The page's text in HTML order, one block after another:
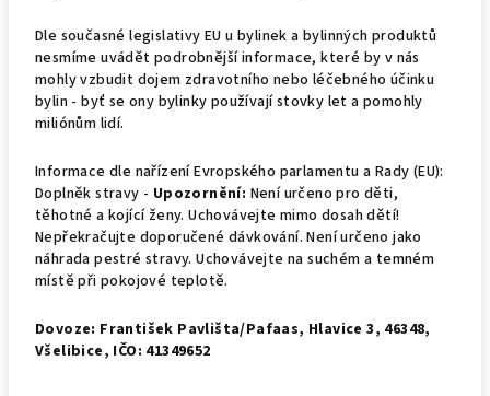
Dle současné legislativy EU u bylinek a bylinných produktů
nesmíme uvádět podrobnější informace, které by v nás
mohly vzbudit dojem zdravotního nebo léčebného účinku
bylin - byť se ony bylinky používají stovky let a pomohly
miliónům lidí.
Informace dle nařízení Evropského parlamentu a Rady (EU):
Doplněk stravy - Upozornění: Není určeno pro děti,
těhotné a kojící ženy. Uchovávejte mimo dosah dětí!
Nepřekračujte doporučené dávkování. Není určeno jako
náhrada pestré stravy. Uchovávejte na suchém a temném
místě při pokojové teplotě.
Dovoze: František Pavlišta/Pafaas, Hlavice 3, 46348,
Všelibice, IČO: 41349652